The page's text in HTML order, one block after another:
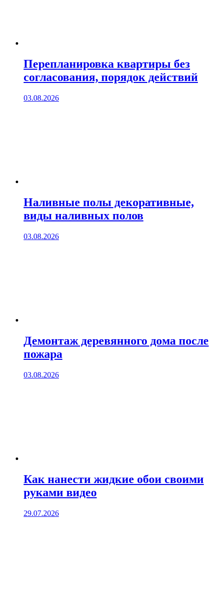
Перепланировка квартиры без
согласования, порядок действий
03.08.2026
Наливные полы декоративные,
виды наливных полов
03.08.2026
Демонтаж деревянного дома после
пожара
03.08.2026
Как нанести жидкие обои своими
руками видео
29.07.2026